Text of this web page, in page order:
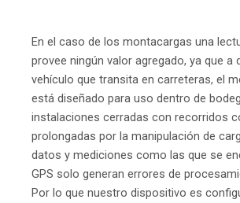
En el caso de los montacargas una
provee ningún valor agregado, ya que a
vehículo que transita en carreteras, el
está diseñado para uso dentro de
instalaciones cerradas con recorridos
prolongadas por la manipulación de
datos y mediciones como las que se
GPS solo generan errores de
Por lo que nuestro dispositivo es